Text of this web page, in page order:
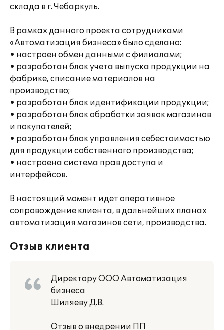
склада в г. Чебаркуль.
В рамках данного проекта сотрудниками
«Автоматизация бизнеса» было сделано:
• настроен обмен данными с филиалами;
• разработан блок учета выпуска продукции на
фабрике, списание материалов на
производство;
• разработан блок идентификации продукции;
• разработан блок обработки заявок магазинов
и покупателей;
• разработан блок управления себестоимостью
для продукции собственного производства;
• настроена система прав доступа и
интерфейсов.
В настоящий момент идет оперативное
сопровождение клиента, в дальнейших планах
автоматизация магазинов сети, производства.
Отзыв клиента
Директору ООО Автоматизация
бизнеса
Шиляеву Д.В.
Отзыв о внедрении ПП